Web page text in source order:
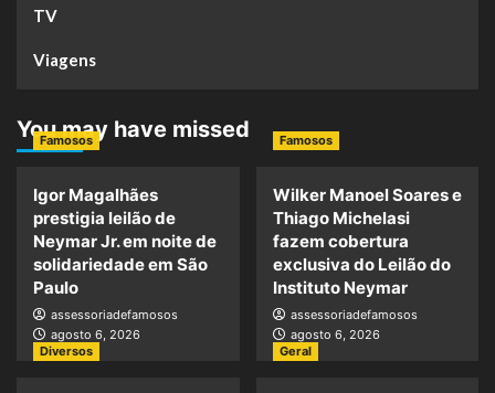
TV
Viagens
You may have missed
Famosos
Igor Magalhães
prestigia leilão de
Neymar Jr. em noite de
solidariedade em São
Paulo
assessoriadefamosos
agosto 6, 2026
Famosos
Wilker Manoel Soares e
Thiago Michelasi
fazem cobertura
exclusiva do Leilão do
Instituto Neymar
assessoriadefamosos
agosto 6, 2026
Diversos
Geral